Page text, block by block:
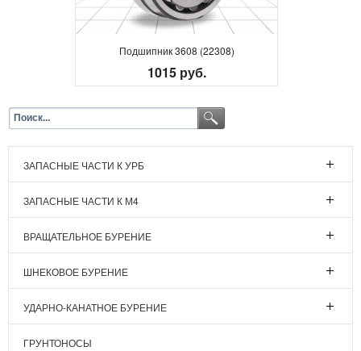
Подшипник 3608 (22308)
1015 руб.
ЗАПАСНЫЕ ЧАСТИ К УРБ
ЗАПАСНЫЕ ЧАСТИ К М4
ВРАЩАТЕЛЬНОЕ БУРЕНИЕ
ШНЕКОВОЕ БУРЕНИЕ
УДАРНО-КАНАТНОЕ БУРЕНИЕ
ГРУНТОНОСЫ